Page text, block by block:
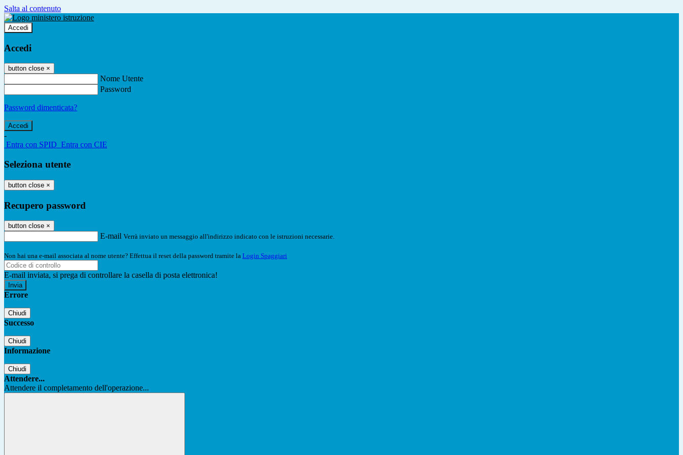
Salta al contenuto
Accedi
Accedi
button close ×
Nome Utente
Password
Password dimenticata?
-
Entra con SPID Entra con CIE
Seleziona utente
button close ×
Recupero password
button close ×
E-mail Verrà inviato un messaggio all'indirizzo indicato con le istruzioni necessarie.
Non hai una e-mail associata al nome utente? Effettua il reset della password tramite la Login Spaggiari
E-mail inviata, si prega di controllare la casella di posta elettronica!
Errore
Chiudi
Successo
Chiudi
Informazione
Chiudi
Attendere...
Attendere il completamento dell'operazione...